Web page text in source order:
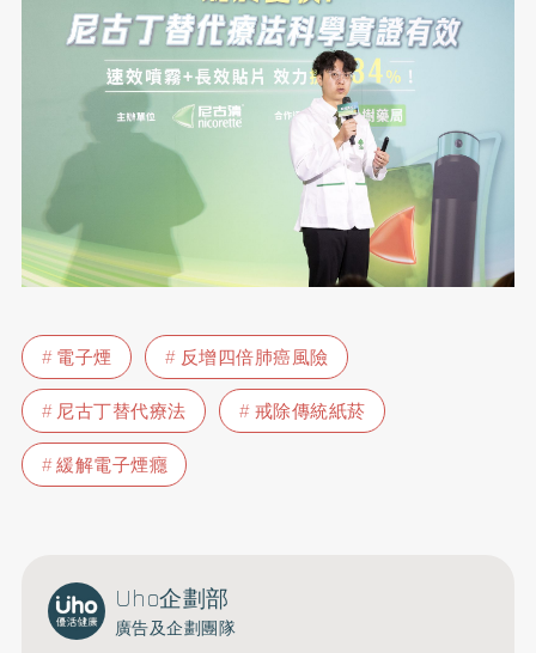
電子煙
反增四倍肺癌風險
尼古丁替代療法
戒除傳統紙菸
緩解電子煙癮
Uho企劃部
廣告及企劃團隊